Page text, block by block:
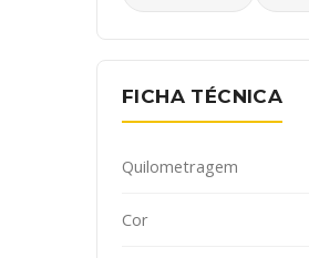
FICHA TÉCNICA
Quilometragem
Cor